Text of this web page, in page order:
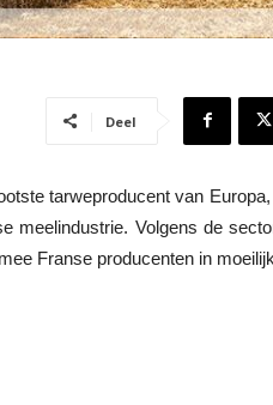
Deel
tarweproducent van
meelindustrie. Volgens de
Franse producenten in